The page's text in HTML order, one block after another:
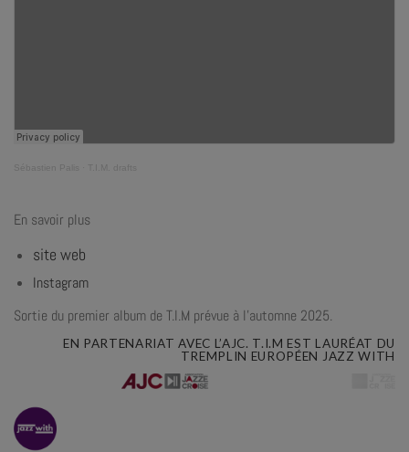
Sébastien Palis T.I.M. drafts
En savoir plus
site web
Instagram
Sortie du premier album de T.I.M prévue à l’automne 2025.
EN PARTENARIAT AVEC L’AJC. T.I.M EST LAURÉAT DU
TREMPLIN EUROPÉEN JAZZ WITH